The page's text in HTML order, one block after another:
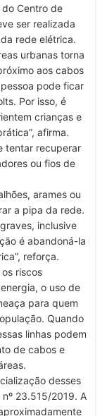
Centro de
ser realizada
rede elétrica.
urbanas torna
aos cabos
pode ficar
Por isso, é
crianças e
afirma.
tentar recuperar
ou fios de
arames ou
a pipa da rede.
inclusive
é abandoná-la
reforça.
riscos
o uso de
para quem
Quando
linhas podem
de cabos e
desses
23.515/2019. A